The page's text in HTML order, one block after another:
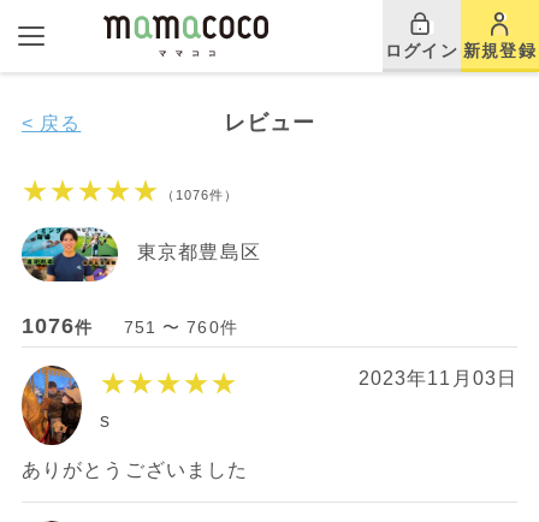
ログイン 新規登録
レビュー
< 戻る
★★★★★ （1076件）
東京都豊島区
1076件 751 〜 760件
★★★★★ 2023年11月03日
s
ありがとうございました